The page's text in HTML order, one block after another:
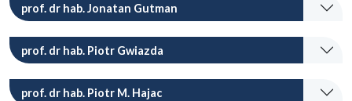
prof. dr hab. Jonatan Gutman
prof. dr hab. Piotr Gwiazda
prof. dr hab. Piotr M. Hajac